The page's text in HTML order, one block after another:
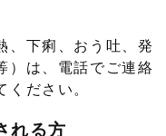
、下痢、おう吐、発
）は、電話でご連絡
ください。
れる方